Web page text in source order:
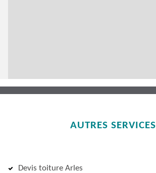
AUTRES SERVICES
Devis toiture Arles